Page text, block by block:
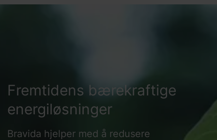
Fremtidens bærekraftige
energiløsninger
Bravida hjelper med å redusere